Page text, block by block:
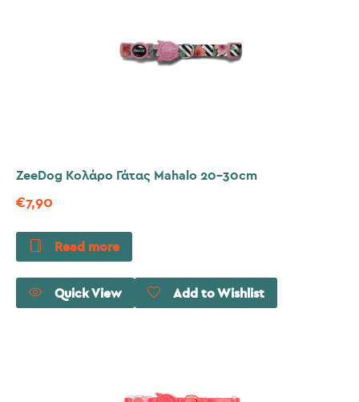
ZeeDog Κολάρο Γάτας Mahalo 20-30cm
€7,90
Read more
Quick View Add to Wishlist